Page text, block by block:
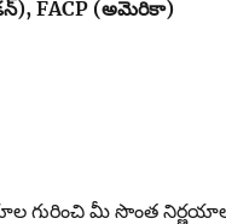
FACP (అమెరికా)
గురించి మీ సొంత